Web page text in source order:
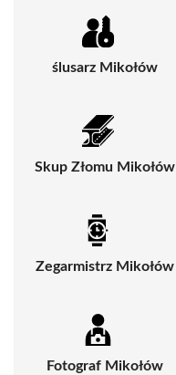
ślusarz Mikołów
Skup Złomu Mikołów
Zegarmistrz Mikołów
Fotograf Mikołów